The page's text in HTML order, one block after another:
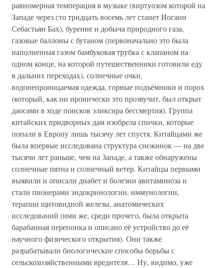
равномерная темперация в музыке (виртуозом которой на
Западе через сто тридцать восемь лет станет Иоганн
Себастьян Бах), бурение и добыча природного газа,
газовые баллоны с бутаном (первоначально это была
наполненная газом бамбуковая трубка с клапаном на
одном конце, на которой путешественники готовили еду
в дальних переходах), солнечные очки,
водонепроницаемая одежда, горные подъёмники и порох
(который, как ни иронически это прозвучит, был открыт
даосами в ходе поисков эликсира бессмертия). Группа
китайских придворных дам изобрела спички, которые
попали в Европу лишь тысячу лет спустя. Китайцами же
была впервые исследована структура снежинок — на две
тысячи лет раньше, чем на Западе, а также обнаружены
солнечные пятна и солнечный ветер. Китайцы первыми
выявили и описали диабет и болезни авитаминоза и
стали пионерами эндокринологии, иммунологии,
терапии щитовидной железы, анатомических
исследований (ими же, среди прочего, была открыта
барабанная перепонка и описано её устройство до её
научного физического открытия). Они также
разрабатывали биологические способы борьбы с
сельскохозяйственными вредителя… Ну, видимо, уже